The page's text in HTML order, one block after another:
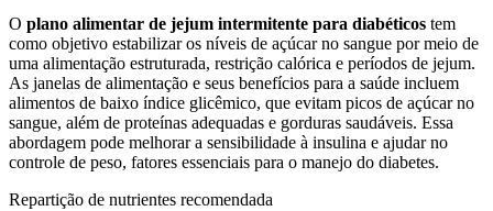
O plano alimentar de jejum intermitente para diabéticos tem
como objetivo estabilizar os níveis de açúcar no sangue por meio de
uma alimentação estruturada, restrição calórica e períodos de jejum.
As janelas de alimentação e seus benefícios para a saúde incluem
alimentos de baixo índice glicêmico, que evitam picos de açúcar no
sangue, além de proteínas adequadas e gorduras saudáveis. Essa
abordagem pode melhorar a sensibilidade à insulina e ajudar no
controle de peso, fatores essenciais para o manejo do diabetes.
Repartição de nutrientes recomendada